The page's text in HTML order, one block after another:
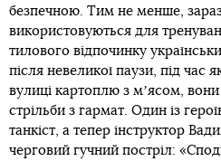
безпечною. Тим не менше,
використовуються для
тилового відпочинку
після невеликої паузи, під час
вулиці картоплю з мʼясом,
стрільби з гармат. Один із
танкіст, а тепер інструктор
черговий гучний постріл: